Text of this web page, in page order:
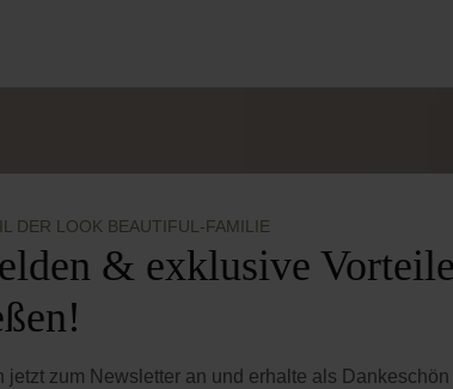
DER LOOK BEAUTIFUL-FAMILIE
& exklusive
jetzt zum Newsletter an und erhalte als